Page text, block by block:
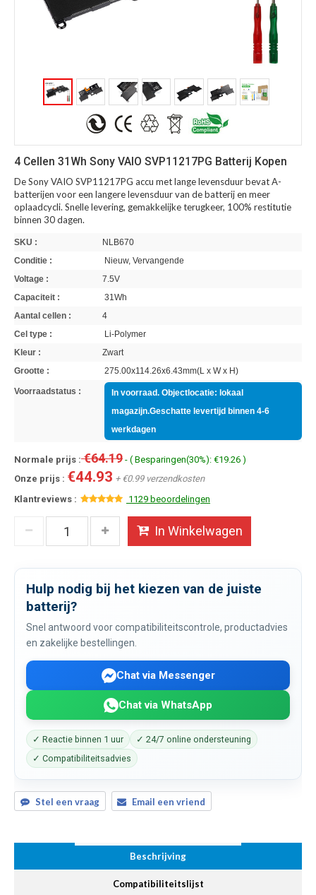
4 Cellen 31Wh Sony VAIO SVP11217PG Batterij Kopen
De Sony VAIO SVP11217PG accu met lange levensduur bevat A-
batterijen voor een langere levensduur van de batterij en meer
oplaadcycli. Snelle levering, gemakkelijke terugkeer, 100% restitutie
binnen 30 dagen.
SKU :
NLB670
Conditie :
Nieuw, Vervangende
Voltage :
7.5V
Capaciteit :
31Wh
Aantal cellen :
4
Cel type :
Li-Polymer
Kleur :
Zwart
Grootte :
275.00x114.26x6.43mm(L x W x H)
Voorraadstatus :
In voorraad. Objectlocatie: lokaal
magazijn.Geschatte levertijd binnen 4-6
werkdagen
Normale prijs :€64.19 - ( Besparingen(30%): €19.26 )
Onze prijs : €44.93 + €0.99 verzendkosten
Klantreviews :
1129 beoordelingen
In Winkelwagen
Hulp nodig bij het kiezen van de juiste
batterij?
Snel antwoord voor compatibiliteitscontrole, productadvies
en zakelijke bestellingen.
Chat via Messenger
Chat via WhatsApp
✓ Reactie binnen 1 uur
✓ 24/7 online ondersteuning
✓ Compatibiliteitsadvies
Stel een vraag Email een vriend
Beschrijving
Compatibiliteitslijst